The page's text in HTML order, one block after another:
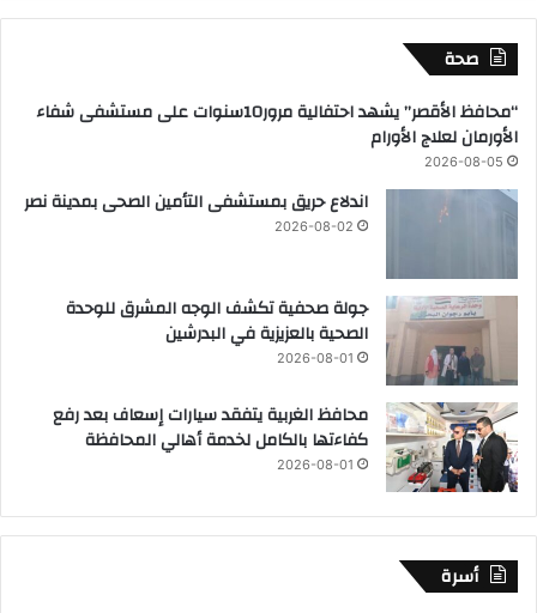
صحة
“محافظ الأقصر” يشهد احتفالية مرور10سنوات على مستشفى شفاء
الأورمان لعلاج الأورام
2026-08-05
اندلاع حريق بمستشفى التأمين الصحى بمدينة نصر
2026-08-02
جولة صحفية تكشف الوجه المشرق للوحدة
الصحية بالعزيزية في البدرشين
2026-08-01
محافظ الغربية يتفقد سيارات إسعاف بعد رفع
كفاءتها بالكامل لخدمة أهالي المحافظة
2026-08-01
أسرة